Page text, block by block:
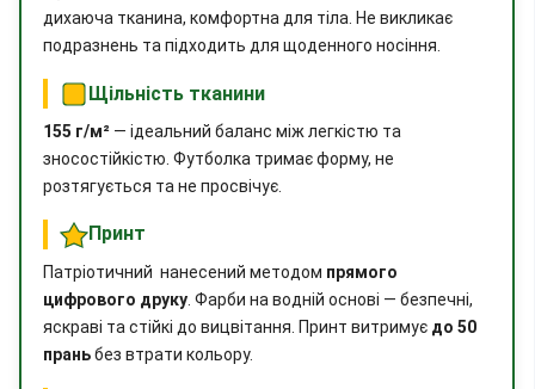
дихаюча тканина, комфортна для тіла. Не викликає
подразнень та підходить для щоденного носіння.
Щільність тканини
155 г/м² — ідеальний баланс між легкістю та
зносостійкістю. Футболка тримає форму, не
розтягується та не просвічує.
Принт
Патріотичний нанесений методом прямого
цифрового друку . Фарби на водній основі — безпечні,
яскраві та стійкі до вицвітання. Принт витримує до 50
праньбез втрати кольору.